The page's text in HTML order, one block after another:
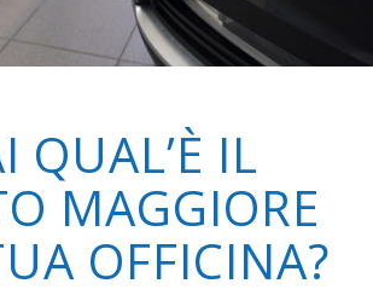
QUAL’È IL
MAGGIORE
OFFICINA?